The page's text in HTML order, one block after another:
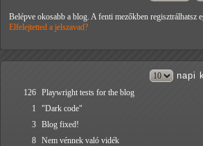
Belépve okosabb a blog. A fenti mezőkben regisztrálhatsz
Elfelejtetted a jelszavad?
napi
126 Playwright tests for the blog
1
"Dark code"
3 Blog fixed!
8 Nem vénnek való vidék